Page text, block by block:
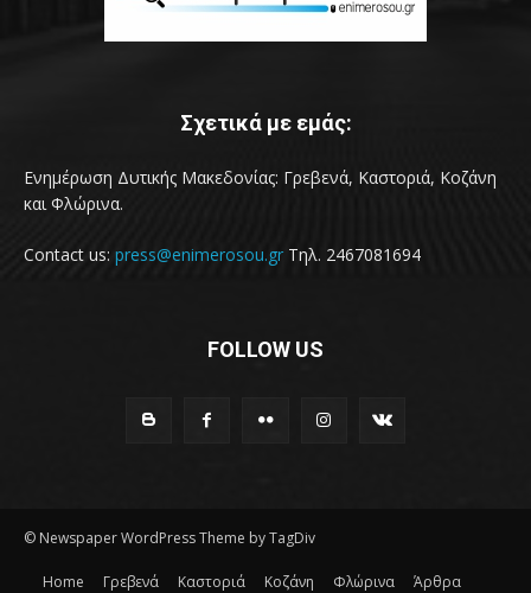
Σχετικά με εμάς:
Ενημέρωση Δυτικής Μακεδονίας: Γρεβενά, Καστοριά, Κοζάνη
και Φλώρινα.
Contact us: press@enimerosou.gr Τηλ. 2467081694
FOLLOW US
© Newspaper WordPress Theme by TagDiv
Home Γρεβενά Καστοριά Κοζάνη Φλώρινα Άρθρα